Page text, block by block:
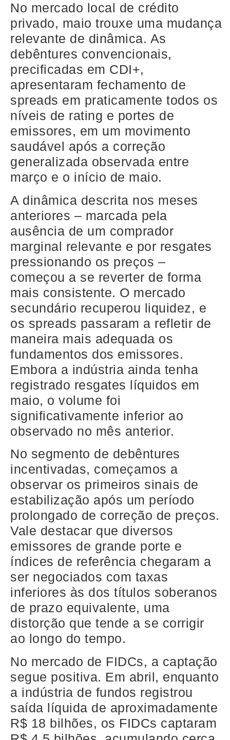
No mercado local de crédito
privado, maio trouxe uma mudança
relevante de dinâmica. As
debêntures convencionais,
precificadas em CDI+,
apresentaram fechamento de
spreads em praticamente todos os
níveis de rating e portes de
emissores, em um movimento
saudável após a correção
generalizada observada entre
março e o início de maio.
A dinâmica descrita nos meses
anteriores – marcada pela
ausência de um comprador
marginal relevante e por resgates
pressionando os preços –
começou a se reverter de forma
mais consistente. O mercado
secundário recuperou liquidez, e
os spreads passaram a refletir de
maneira mais adequada os
fundamentos dos emissores.
Embora a indústria ainda tenha
registrado resgates líquidos em
maio, o volume foi
significativamente inferior ao
observado no mês anterior.
No segmento de debêntures
incentivadas, começamos a
observar os primeiros sinais de
estabilização após um período
prolongado de correção de preços.
Vale destacar que diversos
emissores de grande porte e
índices de referência chegaram a
ser negociados com taxas
inferiores às dos títulos soberanos
de prazo equivalente, uma
distorção que tende a se corrigir
ao longo do tempo.
No mercado de FIDCs, a captação
segue positiva. Em abril, enquanto
a indústria de fundos registrou
saída líquida de aproximadamente
R$ 18 bilhões, os FIDCs captaram